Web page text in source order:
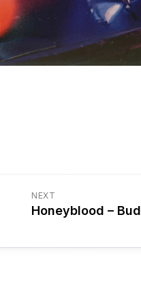
NEXT
Honeyblood – Bud